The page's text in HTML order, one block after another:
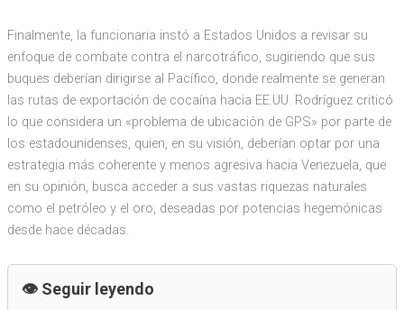
Finalmente, la funcionaria instó a Estados Unidos a revisar su
enfoque de combate contra el narcotráfico, sugiriendo que sus
buques deberían dirigirse al Pacífico, donde realmente se generan
las rutas de exportación de cocaína hacia EE.UU. Rodríguez criticó
lo que considera un «problema de ubicación de GPS» por parte de
los estadounidenses, quien, en su visión, deberían optar por una
estrategia más coherente y menos agresiva hacia Venezuela, que
en su opinión, busca acceder a sus vastas riquezas naturales
como el petróleo y el oro, deseadas por potencias hegemónicas
desde hace décadas.
Seguir leyendo